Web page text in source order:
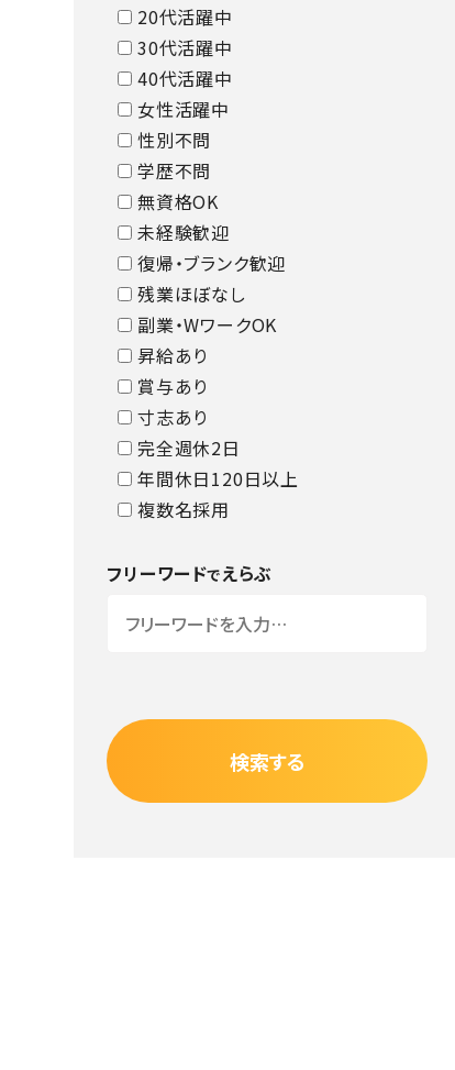
20代活躍中
30代活躍中
40代活躍中
女性活躍中
性別不問
学歴不問
無資格OK
未経験歓迎
復帰・ブランク歓迎
残業ほぼなし
副業・WワークOK
昇給あり
賞与あり
寸志あり
完全週休2日
年間休日120日以上
複数名採用
フリーワードでえらぶ